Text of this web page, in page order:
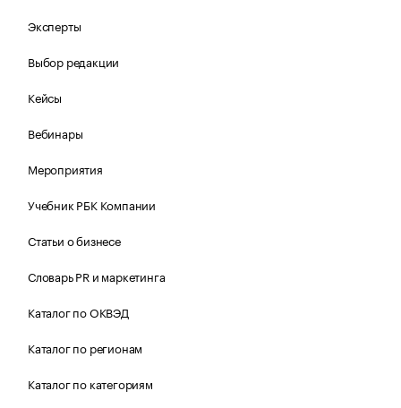
Эксперты
Выбор редакции
Кейсы
Вебинары
Мероприятия
Учебник РБК Компании
Статьи о бизнесе
Словарь PR и маркетинга
Каталог по ОКВЭД
Каталог по регионам
Каталог по категориям